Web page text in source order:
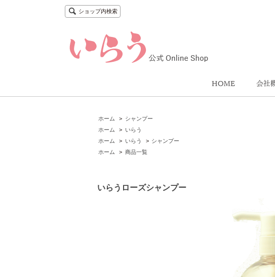
ショップ内検索
ホーム > シャンプー
ホーム
> いらう
ホーム
> いらう > シャンプー
ホーム
> 商品一覧
いらうローズシャンプー